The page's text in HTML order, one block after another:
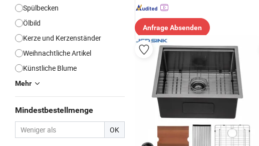
Spülbecken
Ölbild
Kerze und Kerzenständer
Weihnachtliche Artikel
Künstliche Blume
Mehr
Mindestbestellmenge
OK
Anfrage Absenden